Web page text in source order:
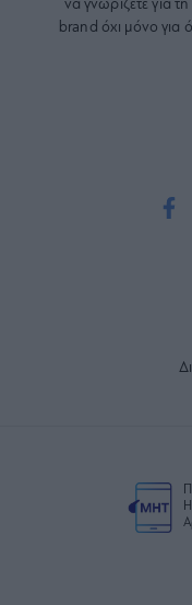
να γνωρίζετε για
brand όχι μόνο για